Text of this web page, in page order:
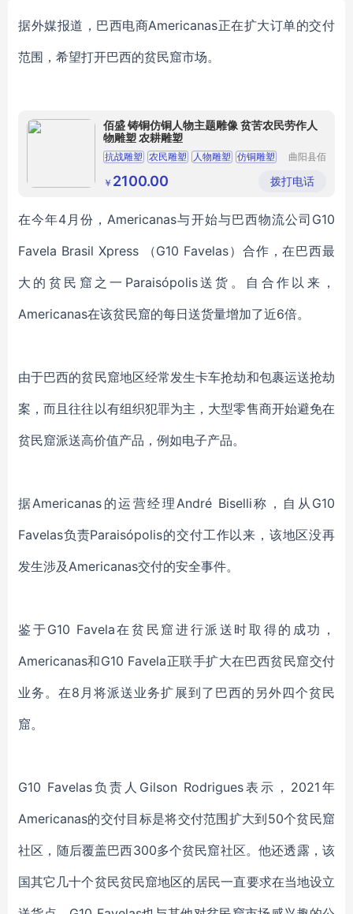
据外媒报道，巴西电商Americanas正在扩大订单的交付
范围 ， 希望打开巴西的贫民窟市场。
佰盛 铸铜仿铜人物主题雕像 贫苦农民劳作人
物雕塑 农耕雕塑
抗战雕塑 农民雕塑 人物雕塑 仿铜雕塑
农耕雕塑
曲阳县佰
塑有限公
司
￥ 2100.00 拨打电话
在今年4月份，Americanas与开始与巴西物流公司G10
Favela Brasil Xpress （G10 Favelas）合作，在巴西最
大的贫民窟之一Paraisópolis送货。自合作以来，
Americanas在该贫民窟的每日送货量增加了近6倍。
由于巴西的贫民窟地区经常发生卡车抢劫和包裹运送抢劫
案，而且往往以有组织犯罪为主，大型零售商开始避免在
贫民窟派送高价值产品，例如电子产品。
据Americanas的运营经理André Biselli称，自 从 G10
Favelas负责Paraisópolis的交付工作以来，该地区没再
发生涉及Americanas交付的安全事件。
鉴于G10 Favela在贫民窟进行派送时取得的 成功 ，
Americanas和G10 Favela正联手扩大在巴西贫民窟交付
业务。在8月将派送业务扩展到了巴西的另外四个贫民
窟。
G10 Favelas负责人Gilson Rodrigues表示，2021年
Americanas的交付目标是将交付范围扩大到50个贫民窟
社区，随后覆盖巴西300多个贫民窟社区。他还透露，该
国其它几十个贫民贫民窟地区的居民一直要求在当地设立